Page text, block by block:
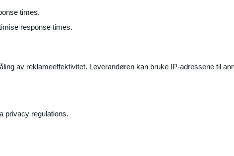
times.
response times.
av reklameeffektivitet. Leverandøren kan bruke IP-adressene til
privacy regulations.